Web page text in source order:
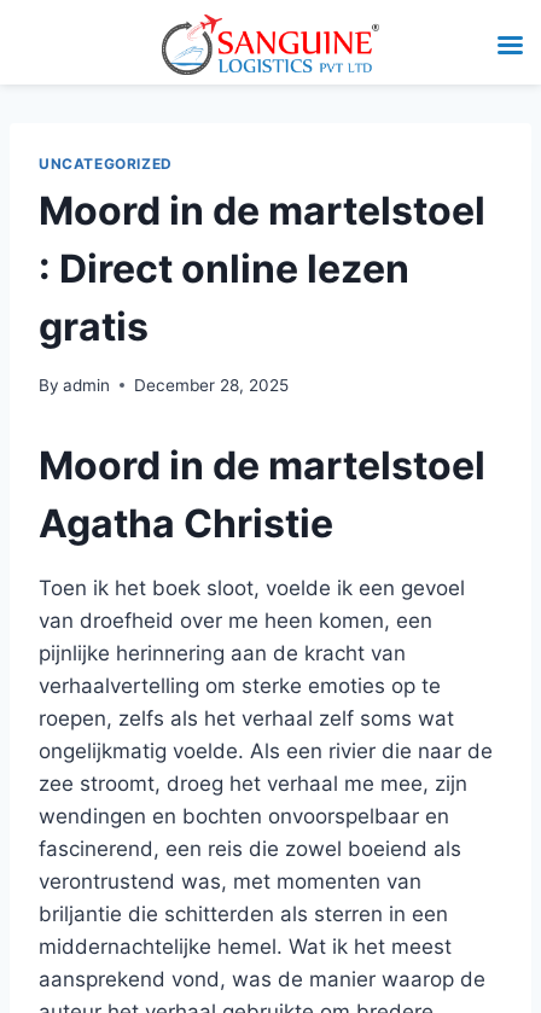
UNCATEGORIZED
Moord in de martelstoel
: Direct online lezen
gratis
By admin December 28, 2025
Moord in de martelstoel
Agatha Christie
Toen ik het boek sloot, voelde ik een gevoel
van droefheid over me heen komen, een
pijnlijke herinnering aan de kracht van
verhaalvertelling om sterke emoties op te
roepen, zelfs als het verhaal zelf soms wat
ongelijkmatig voelde. Als een rivier die naar de
zee stroomt, droeg het verhaal me mee, zijn
wendingen en bochten onvoorspelbaar en
fascinerend, een reis die zowel boeiend als
verontrustend was, met momenten van
briljantie die schitterden als sterren in een
middernachtelijke hemel. Wat ik het meest
aansprekend vond, was de manier waarop de